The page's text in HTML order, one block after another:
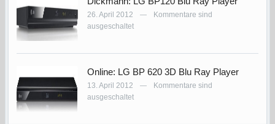
26. April 2012 —
Kommentare sind
ausgeschaltet
Online: LG BP 620 3D Blu Ray Player
13. April 2012 —
Kommentare sind
ausgeschaltet